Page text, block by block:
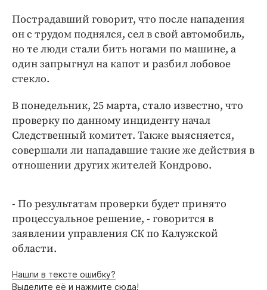
Интересное чтиво
Клиника года
Бренд года
Работодатель года
Пострадавший говорит, что после нападения
он с трудом поднялся, сел в свой автомобиль,
но те люди стали бить ногами по машине, а
один запрыгнул на капот и разбил лобовое
стекло.
В понедельник, 25 марта, стало известно, что
проверку по данному инциденту начал
Следственный комитет. Также выясняется,
совершали ли нападавшие такие же действия в
отношении других жителей Кондрово.
- По результатам проверки будет принято
процессуальное решение, - говорится в
заявлении управления СК по Калужской
области.
Нашли в тексте ошибку?
Выделите её и нажмите сюда!